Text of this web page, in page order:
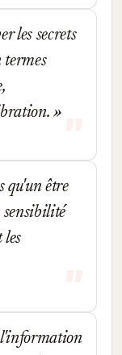
les secrets
termes
qu'un être
sensibilité
les